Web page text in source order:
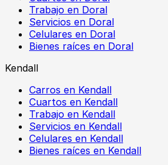
Trabajo en Doral
Servicios en Doral
Celulares en Doral
Bienes raíces en Doral
Kendall
Carros en Kendall
Cuartos en Kendall
Trabajo en Kendall
Servicios en Kendall
Celulares en Kendall
Bienes raíces en Kendall